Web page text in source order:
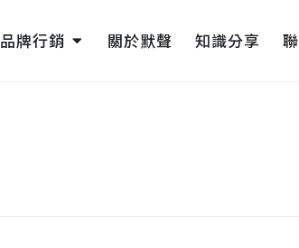
品牌行銷 Open 品牌行銷
關於默聲 知識分享